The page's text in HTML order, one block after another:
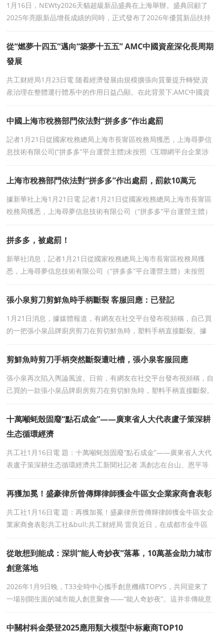
1月16日，NEWty2026天貓超級新品盛典在上海舉辦。盛典回顧了
2025年亮眼新品增長成績的同時，正式發布了2026年優質新品扶持
從“燃夢十四五”邁向“築夢十五五” AMC中國資産深化長周期
發展
共工财經局1月23日電 随着經濟發展由規模擴張向質量提升轉變,資
産治理在整體運行體系中的作用日益凸顯。在此背景下,AMC中國資
中國上海市稅務部門依法對“拼多多”作出處罰
記者1月21日從國家稅務總局上海市長甯區稅務局獲悉，上海尋夢信
息技術有限公司(“拼多多”平台運營主體)未按照《互聯網平台企業涉
上海市稅務部門依法對“拼多多”作出處罰，罰款10萬元
據新華社上海1月21日電 記者1月21日從國家稅務總局上海市長甯區
稅務局獲悉，上海尋夢信息技術有限公司（“拼多多”平台運營主體）
拼多多，被處罰！
新華社消息，記者1月21日從國家稅務總局上海市長甯區稅務局獲
悉，上海尋夢信息技術有限公司（“拼多多”平台運營主體）未按照
張小泉剪刀剪鮮魚時手柄斷裂 客服回應：已登記
1月21日消息，據媒體報道，有網友在社交平台發布視頻稱，自己買
的一把張小泉品牌廚房剪刀在剪切鮮魚時，塑料手柄直接斷裂。據
剪鮮魚時剪刀手柄突然斷裂遭吐槽，張小泉客服回應
張小泉再次陷入輿論風波。日前，有網友在社交平台發布視頻稱，自
己買的一款張小泉品牌廚房剪刀在剪切鮮魚時，塑料手柄直接斷裂。
十萬噸蚝殼固廢“點石成金”——廣東省人大代表盧子策深耕
生态循環經濟
共工社1月16日電 題：十萬噸蚝殼固廢“點石成金”——廣東省人大代
表盧子策深耕生态循環經濟共工新聞社記者 馮創志在台山、恩平等
再獲加冕！盛豪律所曾傳輝律師獲金牛區女企業家商會表彰
共工社1月16日電 題：再獲加冕！盛豪律所曾傳輝律師獲金牛區女企
業家商會表彰共工社&bull;共工财經局 雷良近日，在成都市金牛區
從敢想到能成：深圳“能人奇妙夜”落幕，10萬基金助力城市
創意落地
2026年1月9日晚，T33全時中心攜手創意機構TOPYS，共同迎來了
一場别開生面的城市能人創意聚會——“能人奇妙夜”。這并非傳統意
中關村科金榮登2025應用類大模型中标廠商TOP10